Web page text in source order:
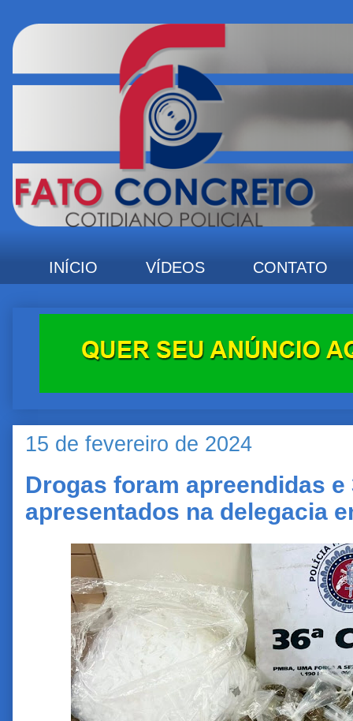
INÍCIO VÍDEOS CONTATO
15 de fevereiro de 2024
Drogas foram apreendidas
apresentados na delegacia